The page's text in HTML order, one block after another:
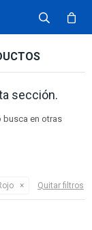
sección.
busca en otras
Quitar filtros